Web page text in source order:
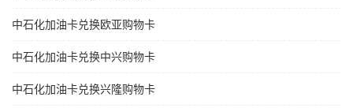
中石化加油卡兑换欧亚购物卡
中石化加油卡兑换中兴购物卡
中石化加油卡兑换兴隆购物卡